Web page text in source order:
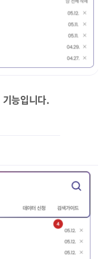
능입니다.